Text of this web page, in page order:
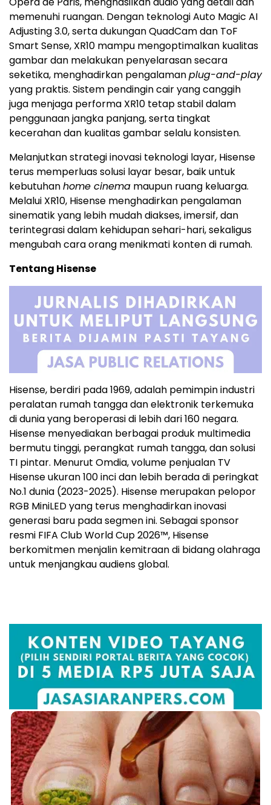
memenuhi ruangan. Dengan teknologi Auto Magic AI
Adjusting 3.0, serta dukungan QuadCam dan ToF
Smart Sense, XR10 mampu mengoptimalkan kualitas
gambar dan melakukan penyelarasan secara
seketika, menghadirkan pengalamanplug-and-play
yang praktis. Sistem pendingin cair yang canggih
juga menjaga performa XR10 tetap stabil dalam
penggunaan jangka panjang, serta tingkat
kecerahan dan kualitas gambar selalu konsisten.
Melanjutkan strategi inovasi teknologi layar, Hisense
terus memperluas solusi layar besar, baik untuk
kebutuhanhome cinema maupun ruang keluarga.
Melalui XR10, Hisense menghadirkan pengalaman
sinematik yang lebih mudah diakses, imersif, dan
terintegrasi dalam kehidupan sehari-hari, sekaligus
mengubah cara orang menikmati konten di rumah.
Tentang Hisense
Hisense, berdiri pada 1969, adalah pemimpin industri
peralatan rumah tangga dan elektronik terkemuka
di dunia yang beroperasi di lebih dari 160 negara.
Hisense menyediakan berbagai produk multimedia
bermutu tinggi, perangkat rumah tangga, dan solusi
TI pintar. Menurut Omdia, volume penjualan TV
Hisense ukuran 100 inci dan lebih berada di peringkat
No.1 dunia (2023-2025). Hisense merupakan pelopor
RGB MiniLED yang terus menghadirkan inovasi
generasi baru pada segmen ini. Sebagai sponsor
resmi FIFA Club World Cup 2026™, Hisense
berkomitmen menjalin kemitraan di bidang olahraga
untuk menjangkau audiens global.